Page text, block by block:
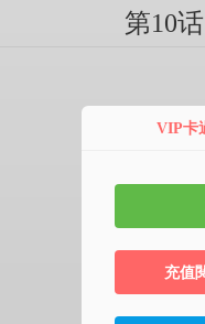
第10
VIP卡
充值